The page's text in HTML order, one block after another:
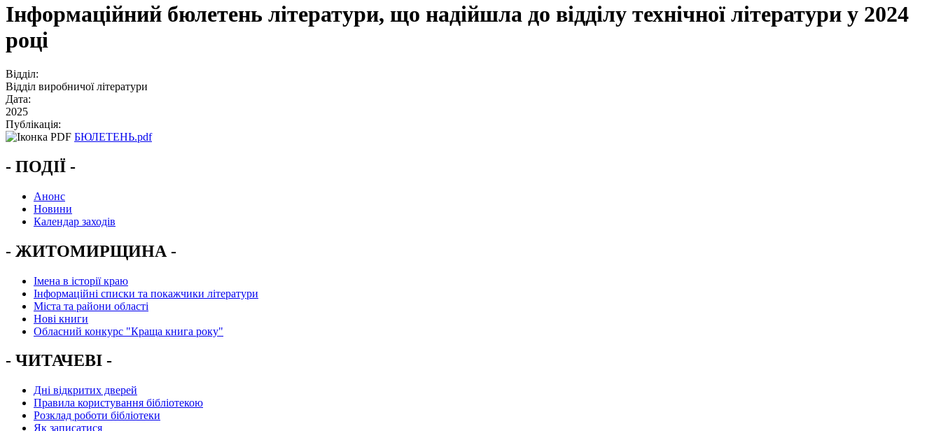
Інформаційний бюлетень літератури, що надійшла до відділу технічної літератури у 2024
році
Відділ:
Відділ виробничої літератури
Дата:
2025
Публікація:
БЮЛЕТЕНЬ.pdf
- ПОДІЇ -
Анонс
Новини
Календар заходів
- ЖИТОМИРЩИНА -
Імена в історії краю
Інформаційні списки та покажчики літератури
Міста та райони області
Нові книги
Обласний конкурс "Краща книга року"
- ЧИТАЧЕВІ -
Дні відкритих дверей
Правила користування бібліотекою
Розклад роботи бібліотеки
Як записатися